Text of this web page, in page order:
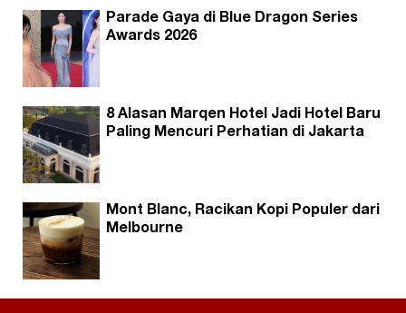
Parade Gaya di Blue Dragon Series
Awards 2026
8 Alasan Marqen Hotel Jadi Hotel Baru
Paling Mencuri Perhatian di Jakarta
Mont Blanc, Racikan Kopi Populer dari
Melbourne